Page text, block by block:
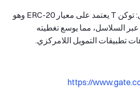
السيولة عبر السلاسل: توكن T يعتمد على معيار ERC-20 وهو
السلاسل، مما يوسع تغطيته
تطبيقات التمويل اللامركزي.
https://